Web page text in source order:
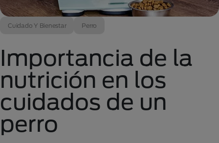
Cuidado Y Bienestar Perro
Importancia de la
nutrición en los
cuidados de un
perro